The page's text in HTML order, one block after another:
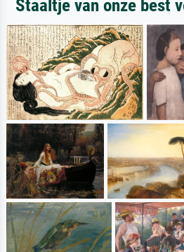
Staaltje van onze best